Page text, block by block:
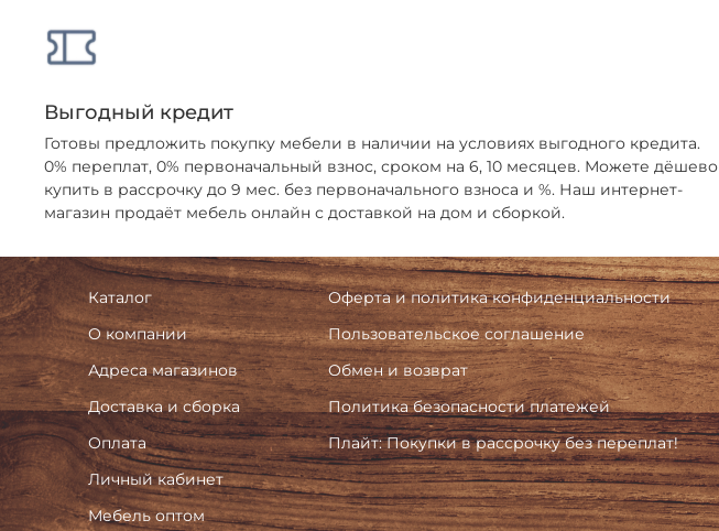
Выгодный кредит
Готовы предложить покупку мебели в наличии на условиях выгодного кредита.
0% переплат, 0% первоначальный взнос, сроком на 6, 10 месяцев. Можете дёшево
купить в рассрочку до 9 мес. без первоначального взноса и %. Наш интернет-
магазин продаёт мебель онлайн с доставкой на дом и сборкой.
Каталог
О компании
Адреса магазинов
Доставка и сборка
Оплата
Личный кабинет
Мебель оптом
Оферта и политика конфиденциальности
Пользовательское соглашение
Обмен и возврат
Политика безопасности платежей
Плайт: Покупки в рассрочку без переплат!